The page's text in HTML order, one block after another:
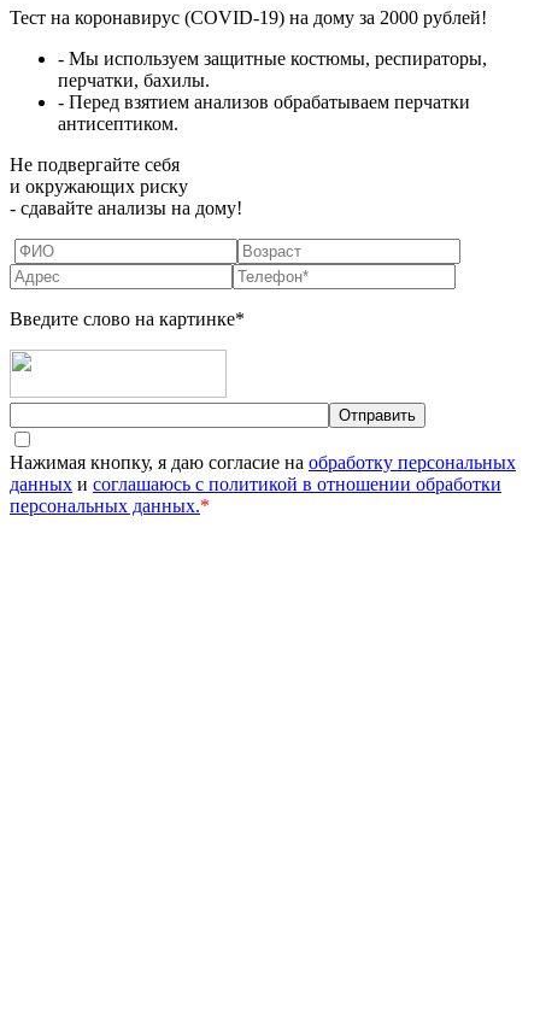
Тест на коронавирус (COVID-19) на дому за 2000 рублей!
- Мы используем защитные костюмы, респираторы,
перчатки, бахилы.
- Перед взятием анализов обрабатываем перчатки
антисептиком.
Не подвергайте себя
и окружающих риску
- сдавайте анализы на дому!
Введите слово на картинке*
Нажимая кнопку, я даю согласие на обработку персональных
данных и соглашаюсь с политикой в отношении обработки
персональных данных.*